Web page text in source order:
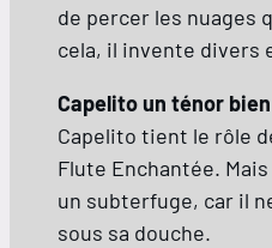
de percer les nuages
cela, il invente divers
Capelito un ténor
Capelito tient le rôle
Flute Enchantée.
un subterfuge, car il
sous sa douche.